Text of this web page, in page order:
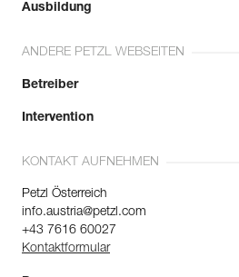
Ausbildung
ANDERE PETZL WEBSEITEN
Betreiber
Intervention
KONTAKT AUFNEHMEN
Petzl Österreich
info.austria@petzl.com
+43 7616 60027
Kontaktformular